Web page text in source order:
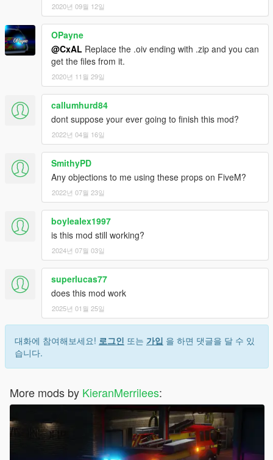
2020년 09월 12일
OPayne
@CxAL Replace the .oiv ending with .zip and you can
get the files from it.
2020년 11월 29일
callumhurd84
dont suppose your ever going to finish this mod?
2022년 04월 16일
SmithyPD
Any objections to me using these props on FiveM?
2022년 07월 23일
boylealex1997
is this mod still working?
2024년 07월 03일
superlucas77
does this mod work
2025년 01월 25일
대화에 참여해보세요! 로그인 또는 가입 을 하면 댓글을 달 수 있
습니다.
More mods by KieranMerrilees: